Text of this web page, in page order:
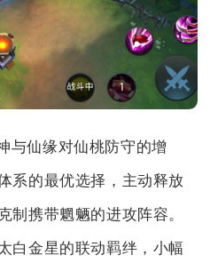
与仙缘对仙桃防守的增
系的最优选择，主动释放
制携带魍魉的进攻阵容。
白金星的联动羁绊，小幅